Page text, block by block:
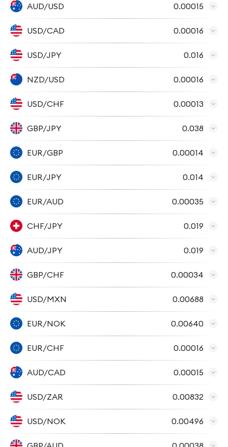
AUD/USD 0.00015
USD/CAD 0.00016
USD/JPY 0.016
NZD/USD 0.00016
USD/CHF 0.00013
GBP/JPY 0.038
EUR/GBP 0.00014
EUR/JPY 0.014
EUR/AUD 0.00035
CHF/JPY 0.019
AUD/JPY 0.019
GBP/CHF 0.00034
USD/MXN 0.00688
EUR/NOK 0.00640
EUR/CHF 0.00016
AUD/CAD 0.00015
USD/ZAR 0.00832
USD/NOK 0.00496